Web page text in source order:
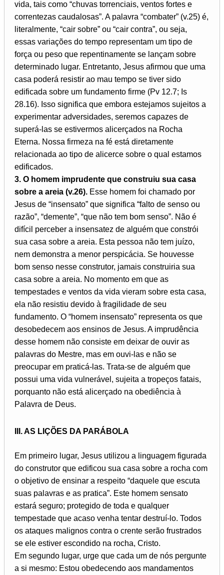
vida, tais como “chuvas torrenciais, ventos fortes e
correntezas caudalosas”. A palavra “combater” (v.25) é,
literalmente, “cair sobre” ou “cair contra”, ou seja,
essas variações do tempo representam um tipo de
força ou peso que repentinamente se lançam sobre
determinado lugar. Entretanto, Jesus afirmou que uma
casa poderá resistir ao mau tempo se tiver sido
edificada sobre um fundamento firme (Pv 12.7; Is
28.16). Isso significa que embora estejamos sujeitos a
experimentar adversidades, seremos capazes de
superá-las se estivermos alicerçados na Rocha
Eterna. Nossa firmeza na fé está diretamente
relacionada ao tipo de alicerce sobre o qual estamos
edificados.
3. O homem imprudente que construiu sua casa
sobre a areia (v.26). Esse homem foi chamado por
Jesus de “insensato” que significa “falto de senso ou
razão”, “demente”, “que não tem bom senso”. Não é
difícil perceber a insensatez de alguém que constrói
sua casa sobre a areia. Esta pessoa não tem juízo,
nem demonstra a menor perspicácia. Se houvesse
bom senso nesse construtor, jamais construiria sua
casa sobre a areia. No momento em que as
tempestades e ventos da vida vieram sobre esta casa,
ela não resistiu devido à fragilidade de seu
fundamento. O “homem insensato” representa os que
desobedecem aos ensinos de Jesus. A imprudência
desse homem não consiste em deixar de ouvir as
palavras do Mestre, mas em ouvi-las e não se
preocupar em praticá-las. Trata-se de alguém que
possui uma vida vulnerável, sujeita a tropeços fatais,
porquanto não está alicerçado na obediência à
Palavra de Deus.
III. AS LIÇÕES DA PARÁBOLA
Em primeiro lugar, Jesus utilizou a linguagem figurada
do construtor que edificou sua casa sobre a rocha com
o objetivo de ensinar a respeito “daquele que escuta
suas palavras e as pratica”. Este homem sensato
estará seguro; protegido de toda e qualquer
tempestade que acaso venha tentar destruí-lo. Todos
os ataques malignos contra o crente serão frustrados
se ele estiver escondido na rocha, Cristo.
Em segundo lugar, urge que cada um de nós pergunte
a si mesmo: Estou obedecendo aos mandamentos